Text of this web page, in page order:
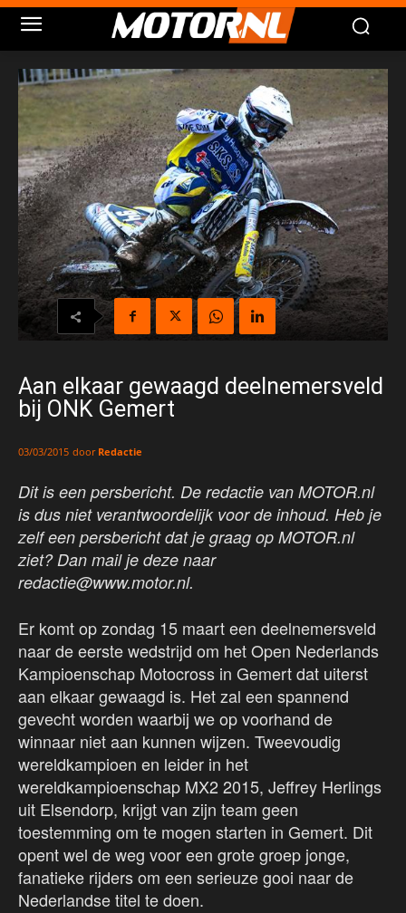
Aan elkaar gewaagd deelnemersveld
bij ONK Gemert
03/03/2015 door Redactie
Dit is een persbericht. De redactie van MOTOR.nl
is dus niet verantwoordelijk voor de inhoud. Heb je
zelf een persbericht dat je graag op MOTOR.nl
ziet? Dan mail je deze naar
redactie@www.motor.nl.
Er komt op zondag 15 maart een deelnemersveld
naar de eerste wedstrijd om het Open Nederlands
Kampioenschap Motocross in Gemert dat uiterst
aan elkaar gewaagd is. Het zal een spannend
gevecht worden waarbij we op voorhand de
winnaar niet aan kunnen wijzen. Tweevoudig
wereldkampioen en leider in het
wereldkampioenschap MX2 2015, Jeffrey Herlings
uit Elsendorp, krijgt van zijn team geen
toestemming om te mogen starten in Gemert. Dit
opent wel de weg voor een grote groep jonge,
fanatieke rijders om een serieuze gooi naar de
Nederlandse titel te doen.